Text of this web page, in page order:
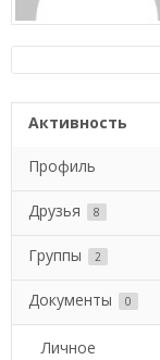
Активность
Профиль
Друзья 8
Группы 2
Документы 0
Личное